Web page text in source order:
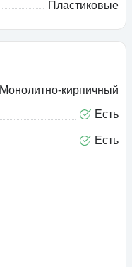
Пластиковые
Монолитно-кирпичный
Есть
Есть